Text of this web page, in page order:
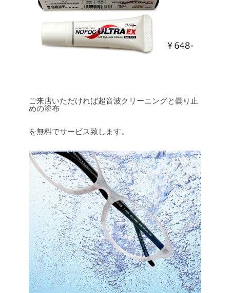
ご来店いただければ超音波クリーニングと曇り止
めの塗布
を無料でサービス致します。